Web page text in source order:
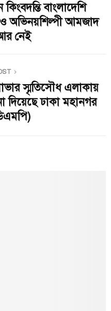
বাংলাদেশি
ও অভিনয়শিল্পী আমজাদ
নেই
স্মৃতিসৌধ এলাকায়
দিয়েছে ঢাকা মহানগর